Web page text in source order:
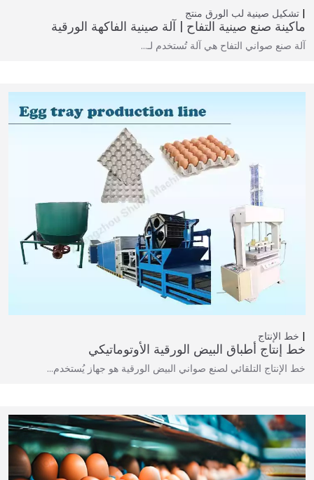
تشكيل صينية لب الورق منتج
ماكينة صنع صينية التفاح | آلة صينية الفاكهة الورقية
آلة صنع صواني التفاح هي آلة تُستخدم لـ…
خط الإنتاج
خط إنتاج أطباق البيض الورقية الأوتوماتيكي
خط الإنتاج التلقائي لصنع صواني البيض الورقية هو جهاز يُستخدم…